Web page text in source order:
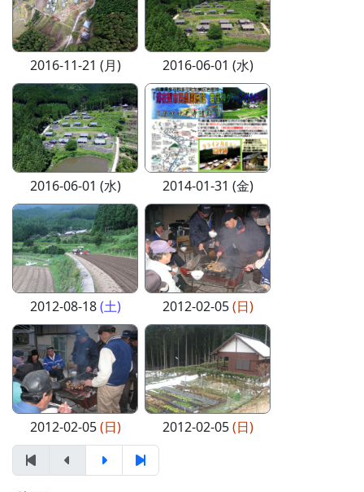
2016-11-21 (月) 2016-06-01 (水)
2016-06-01 (水) 2014-01-31 (金)
2012-08-18(土) 2012-02-05(日)
2012-02-05(日) 2012-02-05(日)